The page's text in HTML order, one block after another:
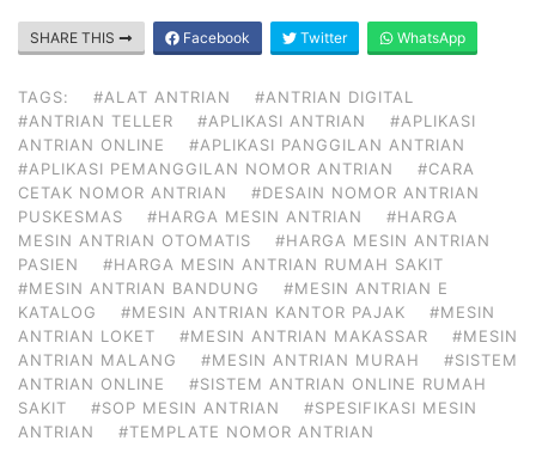
SHARE THIS Facebook Twitter WhatsApp
TAGS: #ALAT ANTRIAN
#ANTRIAN DIGITAL
#ANTRIAN TELLER
#APLIKASI ANTRIAN
#APLIKASI
ANTRIAN ONLINE
#APLIKASI PANGGILAN ANTRIAN
#APLIKASI PEMANGGILAN NOMOR ANTRIAN
#CARA
CETAK NOMOR ANTRIAN
#DESAIN NOMOR ANTRIAN
PUSKESMAS
#HARGA MESIN ANTRIAN
#HARGA
MESIN ANTRIAN OTOMATIS
#HARGA MESIN ANTRIAN
PASIEN
#HARGA MESIN ANTRIAN RUMAH SAKIT
#MESIN ANTRIAN BANDUNG
#MESIN ANTRIAN E
KATALOG
#MESIN ANTRIAN KANTOR PAJAK
#MESIN
ANTRIAN LOKET
#MESIN ANTRIAN MAKASSAR
#MESIN
ANTRIAN MALANG
#MESIN ANTRIAN MURAH
#SISTEM
ANTRIAN ONLINE
#SISTEM ANTRIAN ONLINE RUMAH
SAKIT
#SOP MESIN ANTRIAN
#SPESIFIKASI MESIN
ANTRIAN
#TEMPLATE NOMOR ANTRIAN